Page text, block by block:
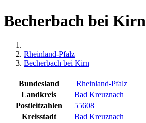
Becherbach bei Kirn
Rheinland-Pfalz
Becherbach bei Kirn
Bundesland
Rheinland-Pfalz
Landkreis
Bad Kreuznach
Postleitzahlen
55608
Kreisstadt
Bad Kreuznach